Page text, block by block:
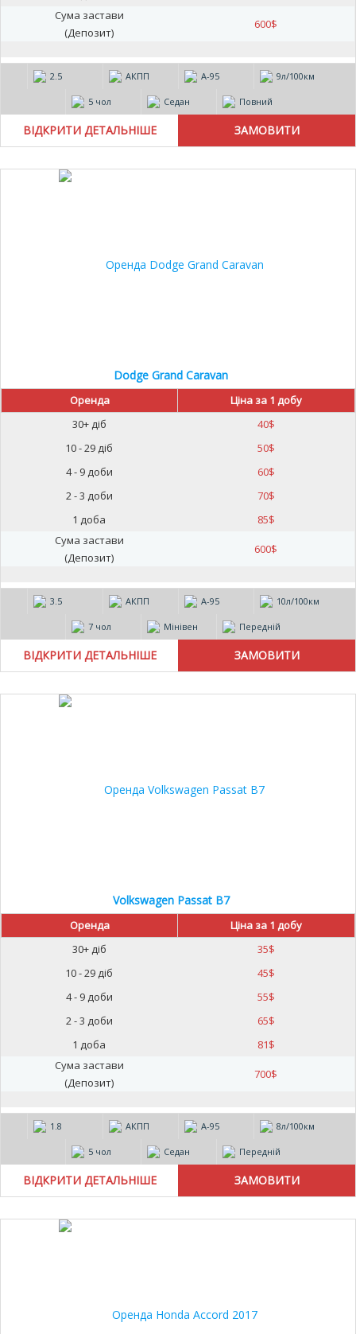
Сума застави
(Депозит)
600$
2.5 АКПП А-95 9л/100км
5 чол Седан Повний
ВІДКРИТИ ДЕТАЛЬНІШЕ
Dodge Grand Caravan
Оренда
Ціна за 1 добу
30+ діб
40$
10 - 29 діб
50$
4 - 9 доби
60$
2 - 3 доби
70$
1 доба
85$
Сума застави
(Депозит)
600$
3.5 АКПП А-95 10л/100км
7 чол Мінівен Передній
ВІДКРИТИ ДЕТАЛЬНІШЕ
Volkswagen Passat B7
Оренда
Ціна за 1 добу
30+ діб
35$
10 - 29 діб
45$
4 - 9 доби
55$
2 - 3 доби
65$
1 доба
81$
Сума застави
(Депозит)
700$
1.8 АКПП А-95 8л/100км
5 чол Седан Передній
ВІДКРИТИ ДЕТАЛЬНІШЕ